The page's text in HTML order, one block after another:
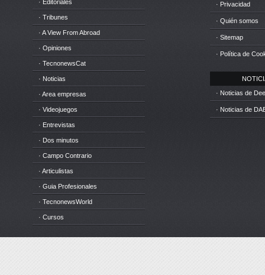
· Editoriales
· Tribunes
· A View From Abroad
· Opiniones
· TecnonewsCat
· Noticias
· Area empresas
· Videojuegos
· Entrevistas
· Dos minutos
· Campo Contrario
· Articulistas
· Guia Profesionales
· TecnonewsWorld
· Cursos
· Privacidad
· Quién somos
· Sitemap
· Política de
· Noticias de
· Noticias de